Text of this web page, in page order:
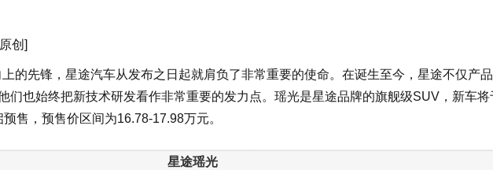
创]
先锋，星途汽车从发布之日起就肩负了非常重要的使命。在诞生至今，星途不仅产
们也始终把新技术研发看作非常重要的发力点。瑶光是星途品牌的旗舰级SUV，新车将
售，预售价区间为16.78-17.98万元。
星途瑶光